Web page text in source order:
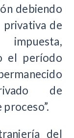
debiendo
privativa de
el período
de
del